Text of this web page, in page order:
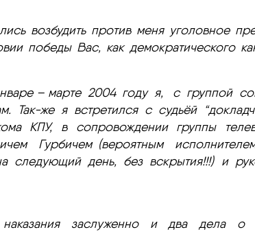
возбудить против меня уголовное
победы Вас, как демократического
– марте 2004 году я, с группой
Так-же я встретился с судьёй
КПУ, в сопровождении группы
Гурбичем (вероятным
следующий день, без вскрытия!!!) и
заслуженно и два дела